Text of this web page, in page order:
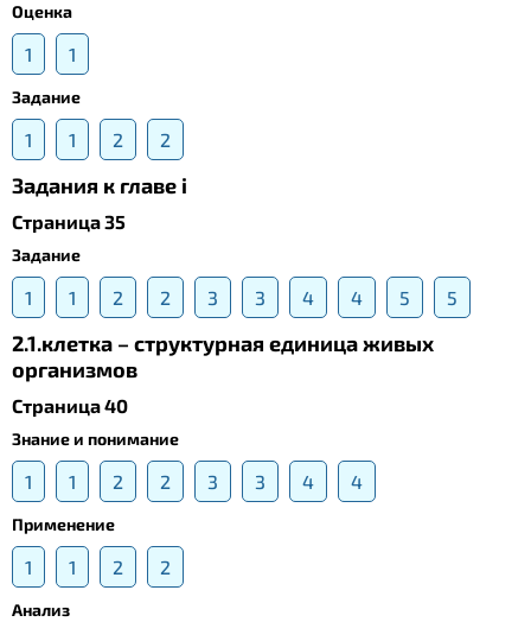
Оценка
1 1
Задание
1 1 2 2
Задания к главе i
Страница 35
Задание
1 1 2 2 3 3 4 4 5 5
2.1.клетка – структурная единица живых
организмов
Страница 40
Знание и понимание
1 1 2 2 3 3 4 4
Применение
1 1 2 2
Анализ